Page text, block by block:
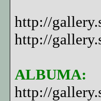
http://
http://
ALBUMA:
http://